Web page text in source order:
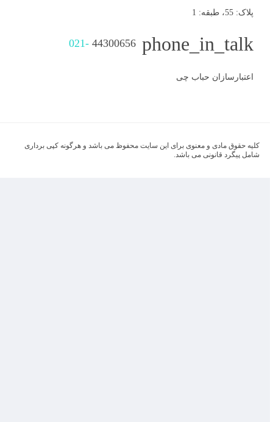
پلاک: 55، طبقه: 1
phone_in_talk
021- 44300656
اعتبارسازان حباب چی
کلیه حقوق مادی و معنوی برای این سایت محفوظ می باشد و هرگونه کپی برداری
شامل پیگرد قانونی می باشد.